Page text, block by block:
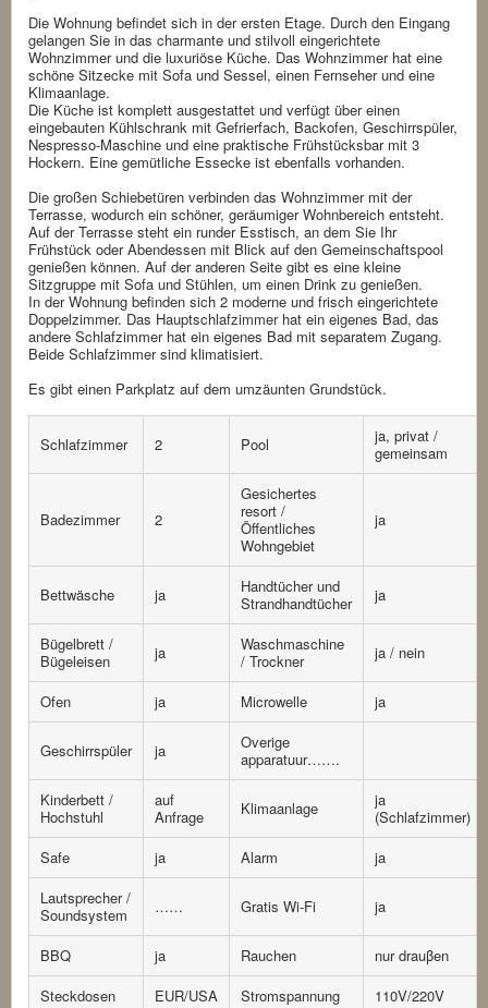
Die Wohnung befindet sich in der ersten Etage. Durch den Eingang
gelangen Sie in das charmante und stilvoll eingerichtete
Wohnzimmer und die luxuriöse Küche. Das Wohnzimmer hat eine
schöne Sitzecke mit Sofa und Sessel, einen Fernseher und eine
Klimaanlage.
Die Küche ist komplett ausgestattet und verfügt über einen
eingebauten Kühlschrank mit Gefrierfach, Backofen, Geschirrspüler,
Nespresso-Maschine und eine praktische Frühstücksbar mit 3
Hockern. Eine gemütliche Essecke ist ebenfalls vorhanden.
Die großen Schiebetüren verbinden das Wohnzimmer mit der
Terrasse, wodurch ein schöner, geräumiger Wohnbereich entsteht.
Auf der Terrasse steht ein runder Esstisch, an dem Sie Ihr
Frühstück oder Abendessen mit Blick auf den Gemeinschaftspool
genießen können. Auf der anderen Seite gibt es eine kleine
Sitzgruppe mit Sofa und Stühlen, um einen Drink zu genießen.
In der Wohnung befinden sich 2 moderne und frisch eingerichtete
Doppelzimmer. Das Hauptschlafzimmer hat ein eigenes Bad, das
andere Schlafzimmer hat ein eigenes Bad mit separatem Zugang.
Beide Schlafzimmer sind klimatisiert.
Es gibt einen Parkplatz auf dem umzäunten Grundstück.
Schlafzimmer 2 Pool
ja, privat /
gemeinsam
Badezimmer 2
Gesichertes
resort /
Öffentliches
Wohngebiet
ja
Bettwäsche ja
Handtücher und
Strandhandtücher
ja
Bügelbrett /
Bügeleisen
ja
Waschmaschine
/ Trockner
ja / nein
Ofen ja Microwelle ja
Geschirrspüler ja
Overige
apparatuur…….
Kinderbett /
Hochstuhl
auf
Anfrage
Klimaanlage
ja
(Schlafzimmer)
Safe
ja Alarm
ja
Lautsprecher /
Soundsystem
…… Gratis Wi-Fi ja
BBQ ja Rauchen
nur drauβen
Steckdosen
EUR/USA Stromspannung 110V/220V